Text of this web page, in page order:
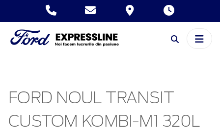
FORD NOUL TRANSIT
CUSTOM KOMBI-M1 320L